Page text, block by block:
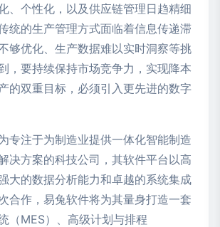
、个性化，以及供应链管理日趋精细
统的生产管理方式面临着信息传递滞
够优化、生产数据难以实时洞察等挑
，要持续保持市场竞争力，实现降本
的双重目标，必须引入更先进的数字
专注于为制造业提供一体化智能制造
决方案的科技公司，其软件平台以高
大的数据分析能力和卓越的系统集成
合作，易兔软件将为其量身打造一套
（MES）、高级计划与排程